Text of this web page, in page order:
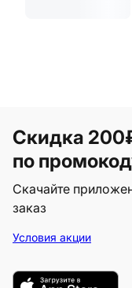
Скидка
по
Скачайте
заказ
Условия акции